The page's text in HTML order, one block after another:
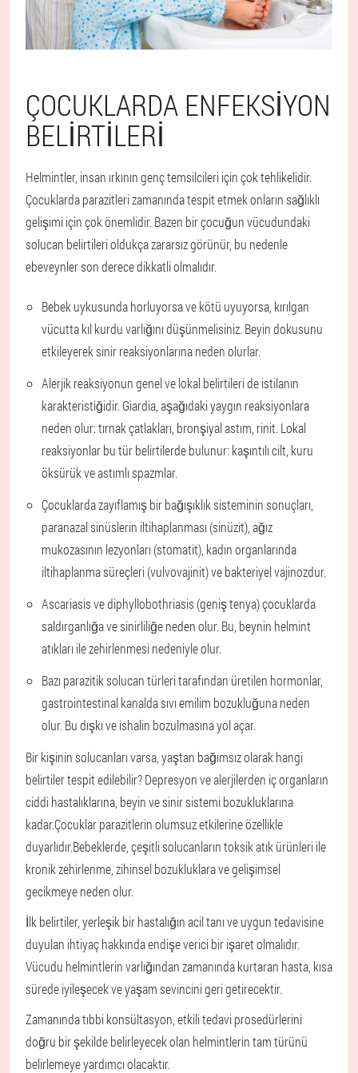
ÇOCUKLARDA ENFEKSIYON
BELIRTILERI
Helmintler, insan ırkının genç temsilcileri için çok tehlikelidir.
Çocuklarda parazitleri zamanında tespit etmek onların sağlıklı
gelişimi için çok önemlidir. Bazen bir çocuğun vücudundaki
solucan belirtileri oldukça zararsız görünür, bu nedenle
ebeveynler son derece dikkatli olmalıdır.
Bebek uykusunda horluyorsa ve kötü uyuyorsa, kırılgan
vücutta kıl kurdu varlığını düşünmelisiniz. Beyin dokusunu
etkileyerek sinir reaksiyonlarına neden olurlar.
Alerjik reaksiyonun genel ve lokal belirtileri de istilanın
karakteristiğidir. Giardia, aşağıdaki yaygın reaksiyonlara
neden olur: tırnak çatlakları, bronşiyal astım, rinit. Lokal
reaksiyonlar bu tür belirtilerde bulunur: kaşıntılı cilt, kuru
öksürük ve astımlı spazmlar.
Çocuklarda zayıflamış bir bağışıklık sisteminin sonuçları,
paranazal sinüslerin iltihaplanması (sinüzit), ağız
mukozasının lezyonları (stomatit), kadın organlarında
iltihaplanma süreçleri (vulvovajinit) ve bakteriyel vajinozdur.
Ascariasis ve diphyllobothriasis (geniş tenya) çocuklarda
saldırganlığa ve sinirliliğe neden olur. Bu, beynin helmint
atıkları ile zehirlenmesi nedeniyle olur.
Bazı parazitik solucan türleri tarafından üretilen hormonlar,
gastrointestinal kanalda sıvı emilim bozukluğuna neden
olur. Bu dışkı ve ishalin bozulmasına yol açar.
Bir kişinin solucanları varsa, yaştan bağımsız olarak hangi
belirtiler tespit edilebilir? Depresyon ve alerjilerden iç organların
ciddi hastalıklarına, beyin ve sinir sistemi bozukluklarına
kadar.Çocuklar parazitlerin olumsuz etkilerine özellikle
duyarlıdır.Bebeklerde, çeşitli solucanların toksik atık ürünleri ile
kronik zehirlenme, zihinsel bozukluklara ve gelişimsel
gecikmeye neden olur.
İlk belirtiler, yerleşik bir hastalığın acil tanı ve uygun tedavisine
duyulan ihtiyaç hakkında endişe verici bir işaret olmalıdır.
Vücudu helmintlerin varlığından zamanında kurtaran hasta, kısa
sürede iyileşecek ve yaşam sevincini geri getirecektir.
Zamanında tıbbi konsültasyon, etkili tedavi prosedürlerini
doğru bir şekilde belirleyecek olan helmintlerin tam türünü
belirlemeye yardımcı olacaktır.